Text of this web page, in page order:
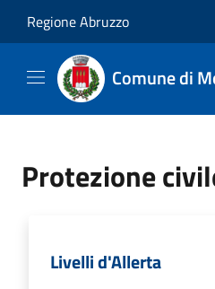
Regione Abruzzo
Comune di
Protezione
Livelli d'Allerta